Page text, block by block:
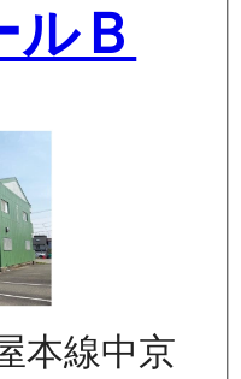
ルＢ
本線中京